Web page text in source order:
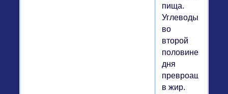
пища.
Углеводы
во
второй
половине
дня
превроащаются
в жир.